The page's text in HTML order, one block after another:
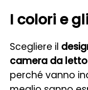
I colori e
Scegliere il
camera da letto
perché vanno